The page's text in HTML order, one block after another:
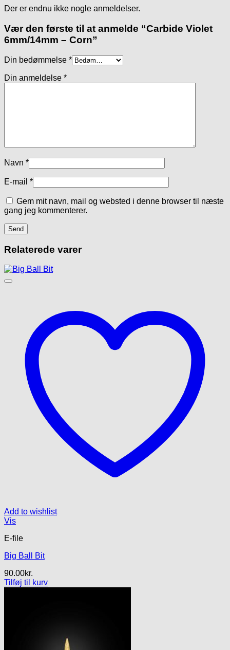
Der er endnu ikke nogle anmeldelser.
Vær den første til at anmelde “Carbide Violet
6mm/14mm – Corn”
Din bedømmelse *
Din anmeldelse *
Navn *
E-mail *
Gem mit navn, mail og websted i denne browser til næste
gang jeg kommenterer.
Relaterede varer
Add to wishlist
Vis
E-file
Big Ball Bit
90.00kr.
Tilføj til kurv